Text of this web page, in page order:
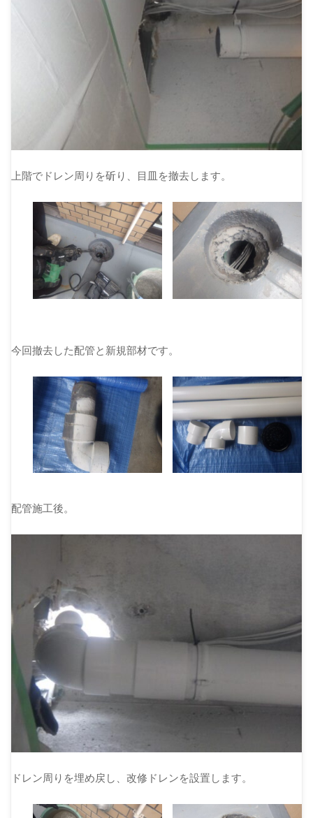
上階でドレン周りを斫り、目皿を撤去します。
今回撤去した配管と新規部材です。
配管施工後。
ドレン周りを埋め戻し、改修ドレンを設置します。